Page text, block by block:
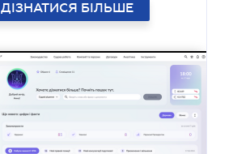
ДІЗНАТИСЯ БІЛЬШЕ